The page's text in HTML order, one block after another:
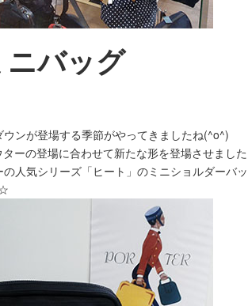
バッグ
ウンが登場する季節がやってきましたね(^o^)
ターの登場に合わせて新たな形を登場させました
人気シリーズ「ヒート」のミニショルダーバッ